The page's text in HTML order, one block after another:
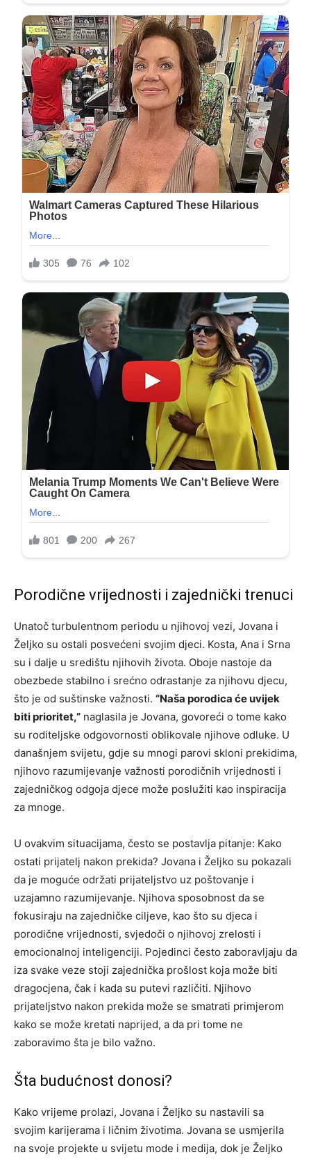
Porodične vrijednosti i zajednički trenuci
Unatoč turbulentnom periodu u njihovoj vezi, Jovana i
Željko su ostali posvećeni svojim djeci. Kosta, Ana i Srna
su i dalje u središtu njihovih života. Oboje nastoje da
obezbede stabilno i srećno odrastanje za njihovu djecu,
što je od suštinske važnosti. “Naša porodica će uvijek
biti prioritet,” naglasila je Jovana, govoreći o tome kako
su roditeljske odgovornosti oblikovale njihove odluke. U
današnjem svijetu, gdje su mnogi parovi skloni prekidima,
njihovo razumijevanje važnosti porodičnih vrijednosti i
zajedničkog odgoja djece može poslužiti kao inspiracija
za mnoge.
U ovakvim situacijama, često se postavlja pitanje: Kako
ostati prijatelj nakon prekida? Jovana i Željko su pokazali
da je moguće održati prijateljstvo uz poštovanje i
uzajamno razumijevanje. Njihova sposobnost da se
fokusiraju na zajedničke ciljeve, kao što su djeca i
porodične vrijednosti, svjedoči o njihovoj zrelosti i
emocionalnoj inteligenciji. Pojedinci često zaboravljaju da
iza svake veze stoji zajednička prošlost koja može biti
dragocjena, čak i kada su putevi različiti. Njihovo
prijateljstvo nakon prekida može se smatrati primjerom
kako se može kretati naprijed, a da pri tome ne
zaboravimo šta je bilo važno.
Šta budućnost donosi?
Kako vrijeme prolazi, Jovana i Željko su nastavili sa
svojim karijerama i ličnim životima. Jovana se usmjerila
na svoje projekte u svijetu mode i medija, dok je Željko